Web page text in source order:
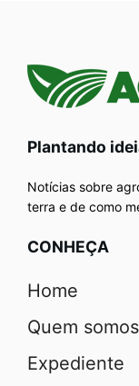
Plantando
Notícias sobre
terra e de como
CONHEÇA
Home
Quem somos
Expediente